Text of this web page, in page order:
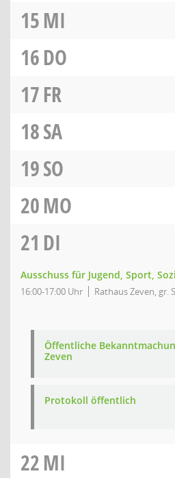
15MI
16DO
17FR
18SA
19SO
20MO
21 DI
Ausschuss für Jugend, Sport,
16:00-17:00 Uhr Rathaus Zeven, gr.
Öffentliche
Zeven
Protokoll öffentlich
22MI